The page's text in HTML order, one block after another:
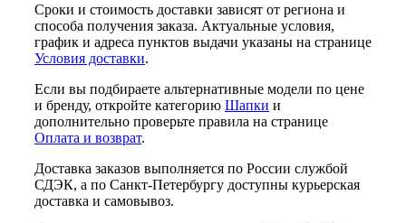
Сроки и стоимость доставки зависят от региона и
способа получения заказа. Актуальные условия,
график и адреса пунктов выдачи указаны на странице
Условия доставки.
Если вы подбираете альтернативные модели по цене
и бренду, откройте категорию Шапки и
дополнительно проверьте правила на странице
Оплата и возврат.
Доставка заказов выполняется по России службой
СДЭК, а по Санкт-Петербургу доступны курьерская
доставка и самовывоз.